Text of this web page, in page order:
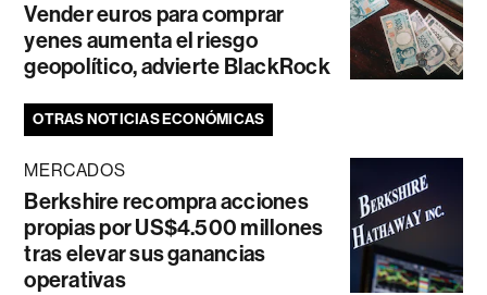
Vender euros para comprar
yenes aumenta el riesgo
geopolítico, advierte BlackRock
OTRAS NOTICIAS ECONÓMICAS
MERCADOS
Berkshire recompra acciones
propias por US$4.500 millones
tras elevar sus ganancias
operativas